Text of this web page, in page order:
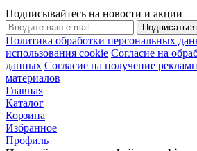
Подписывайтесь на новости и акции
Подписаться
Политика обработки персональных
использования cookie Согласие на
данных Согласие на получение
материалов
Главная
Каталог
Корзина
Избранное
Профиль